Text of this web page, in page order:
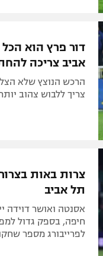
דור פרץ הוא
אביב צריכה
הרכש הנוצץ שלא
צריך ללבוש צהוב
צרות באות
תל אביב
אסנטה ואושר דוידה
חיפה, בספק גדול
לפרייבורג מספר